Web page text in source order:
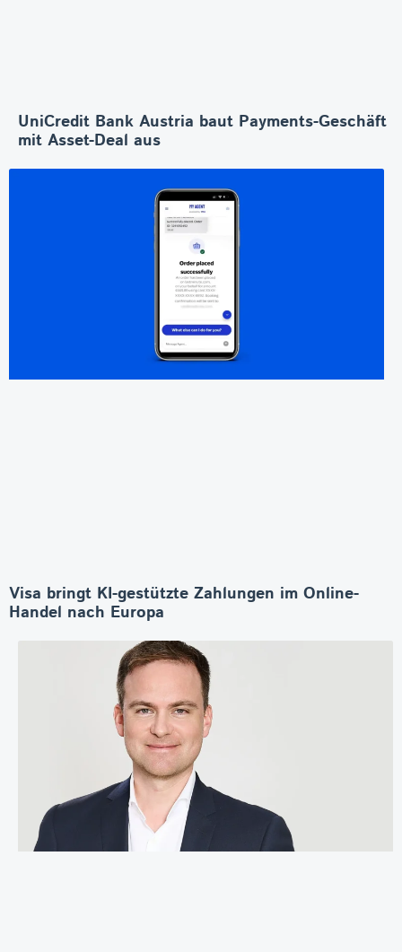
UniCredit Bank Austria baut Payments-Geschäft
mit Asset-Deal aus
Visa bringt KI-gestützte Zahlungen im Online-
Handel nach Europa